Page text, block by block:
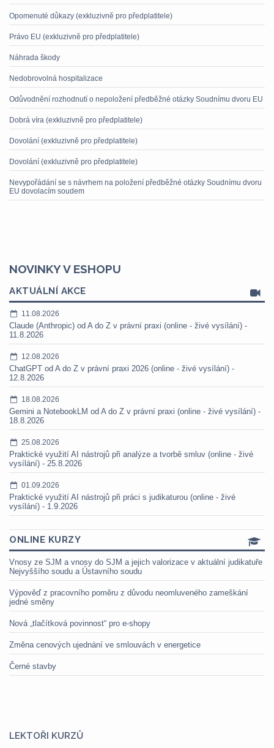
Opomenuté důkazy (exkluzivně pro předplatitele)
Právo EU (exkluzivně pro předplatitele)
Náhrada škody
Nedobrovolná hospitalizace
Odůvodnění rozhodnutí o nepoložení předběžné otázky Soudnímu dvoru EU
Dobrá víra (exkluzivně pro předplatitele)
Dovolání (exkluzivně pro předplatitele)
Dovolání (exkluzivně pro předplatitele)
Nevypořádání se s návrhem na položení předběžné otázky Soudnímu dvoru
EU dovolacím soudem
NOVINKY V ESHOPU
AKTUÁLNÍ AKCE
11.08.2026
Claude (Anthropic) od A do Z v právní praxi (online - živé vysílání) -
11.8.2026
12.08.2026
ChatGPT od A do Z v právní praxi 2026 (online - živé vysílání) -
12.8.2026
18.08.2026
Gemini a NotebookLM od A do Z v právní praxi (online - živé vysílání) -
18.8.2026
25.08.2026
Praktické využití AI nástrojů při analýze a tvorbě smluv (online - živé
vysílání) - 25.8.2026
01.09.2026
Praktické využití AI nástrojů při práci s judikaturou (online - živé
vysílání) - 1.9.2026
ONLINE KURZY
Vnosy ze SJM a vnosy do SJM a jejich valorizace v aktuální judikatuře
Nejvyššího soudu a Ústavního soudu
Výpověď z pracovního poměru z důvodu neomluveného zameškání
jedné směny
Nová „tlačítková povinnost“ pro e-shopy
Změna cenových ujednání ve smlouvách v energetice
Černé stavby
LEKTOŘI KURZŮ